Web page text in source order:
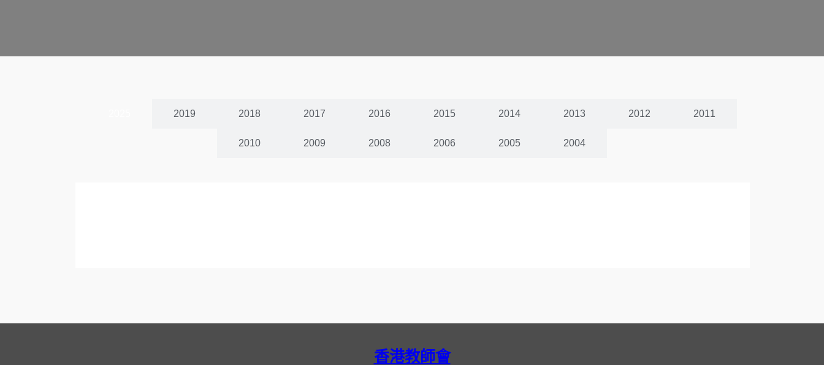
2019 2018 2017 2016 2015 2014 2013 2012 2011
2010 2009 2008 2006 2005 2004
香港教師會